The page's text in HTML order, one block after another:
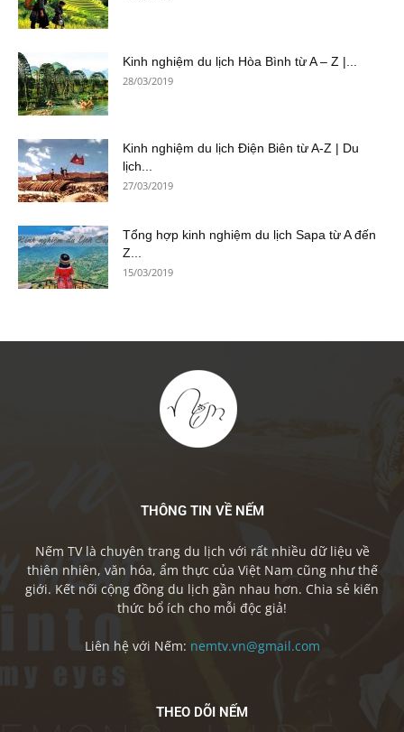
Kinh nghiệm du lịch Hòa Bình từ A – Z |...
28/03/2019
Kinh nghiệm du lịch Điện Biên từ A-Z | Du
lịch...
27/03/2019
Tổng hợp kinh nghiệm du lịch Sapa từ A đến
Z...
15/03/2019
THÔNG TIN VỀ NẾM
Nếm TV là chuyên trang du lịch với rất nhiều dữ liệu về
thiên nhiên, văn hóa, ẩm thực của Việt Nam cũng như thế
giới. Kết nối cộng đồng du lịch gần nhau hơn. Chia sẻ kiến
thức bổ ích cho mỗi độc giả!
Liên hệ với Nếm: nemtv.vn@gmail.com
THEO DÕI NẾM